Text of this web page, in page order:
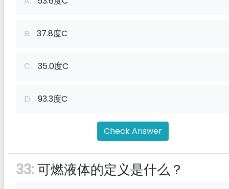
B. 37.8度C
C. 35.0度C
D. 93.3度C
Check Answer
33:可燃液体的定义是什么？